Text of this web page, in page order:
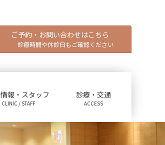
ご予約・お問い合わせはこちら
診療時間や休診日もご確認ください
報・スタッフ
CLINIC / STAFF
診療・交通
ACCESS